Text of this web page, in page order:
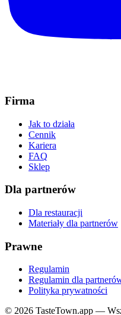
Firma
Jak to działa
Cennik
Kariera
FAQ
Sklep
Dla partnerów
Dla restauracji
Materiały dla partnerów
Prawne
Regulamin
Regulamin dla
Polityka prywatności
© 2026 TasteTown.app —